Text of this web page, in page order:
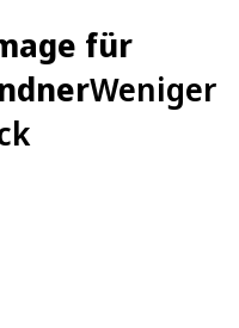
für
Weniger